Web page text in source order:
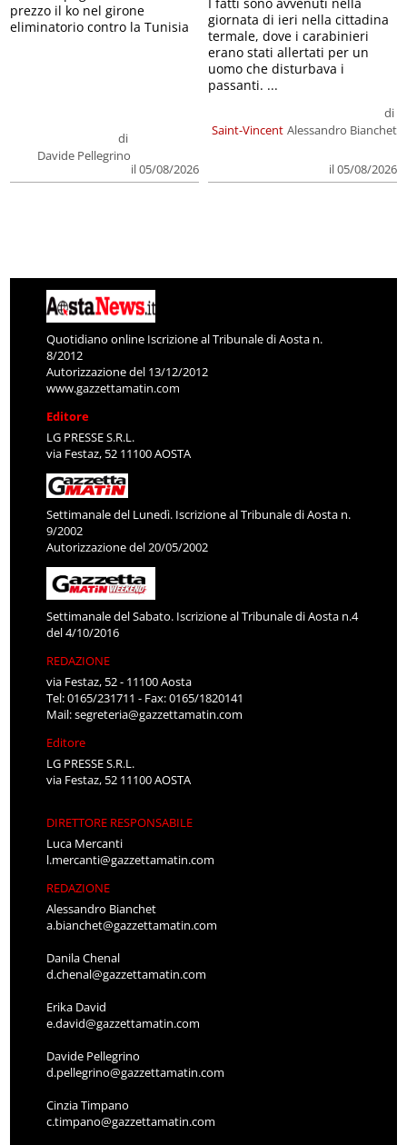
di
Davide Pellegrino
il 05/08/2026
prezzo il ko nel girone
eliminatorio contro la Tunisia
Saint-Vincent
di
Alessandro Bianchet
il 05/08/2026
giornata di ieri nella cittadina
termale, dove i carabinieri
erano stati allertati per un
uomo che disturbava i
passanti. ...
Quotidiano online Iscrizione al Tribunale di Aosta n.
8/2012
Autorizzazione del 13/12/2012
www.gazzettamatin.com
Editore
LG PRESSE S.R.L.
via Festaz, 52 11100 AOSTA
Settimanale del Lunedì. Iscrizione al Tribunale di Aosta n.
9/2002
Autorizzazione del 20/05/2002
Settimanale del Sabato. Iscrizione al Tribunale di Aosta n.4
del 4/10/2016
REDAZIONE
via Festaz, 52 - 11100 Aosta
Tel: 0165/231711 - Fax: 0165/1820141
Mail:segreteria@gazzettamatin.com
Editore
LG PRESSE S.R.L.
via Festaz, 52 11100 AOSTA
DIRETTORE RESPONSABILE
Luca Mercanti
l.mercanti@gazzettamatin.com
REDAZIONE
Alessandro Bianchet
a.bianchet@gazzettamatin.com
Danila Chenal
d.chenal@gazzettamatin.com
Erika David
e.david@gazzettamatin.com
Davide Pellegrino
d.pellegrino@gazzettamatin.com
Cinzia Timpano
c.timpano@gazzettamatin.com